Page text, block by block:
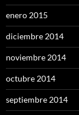
enero 2015
diciembre 2014
noviembre 2014
octubre 2014
septiembre 2014